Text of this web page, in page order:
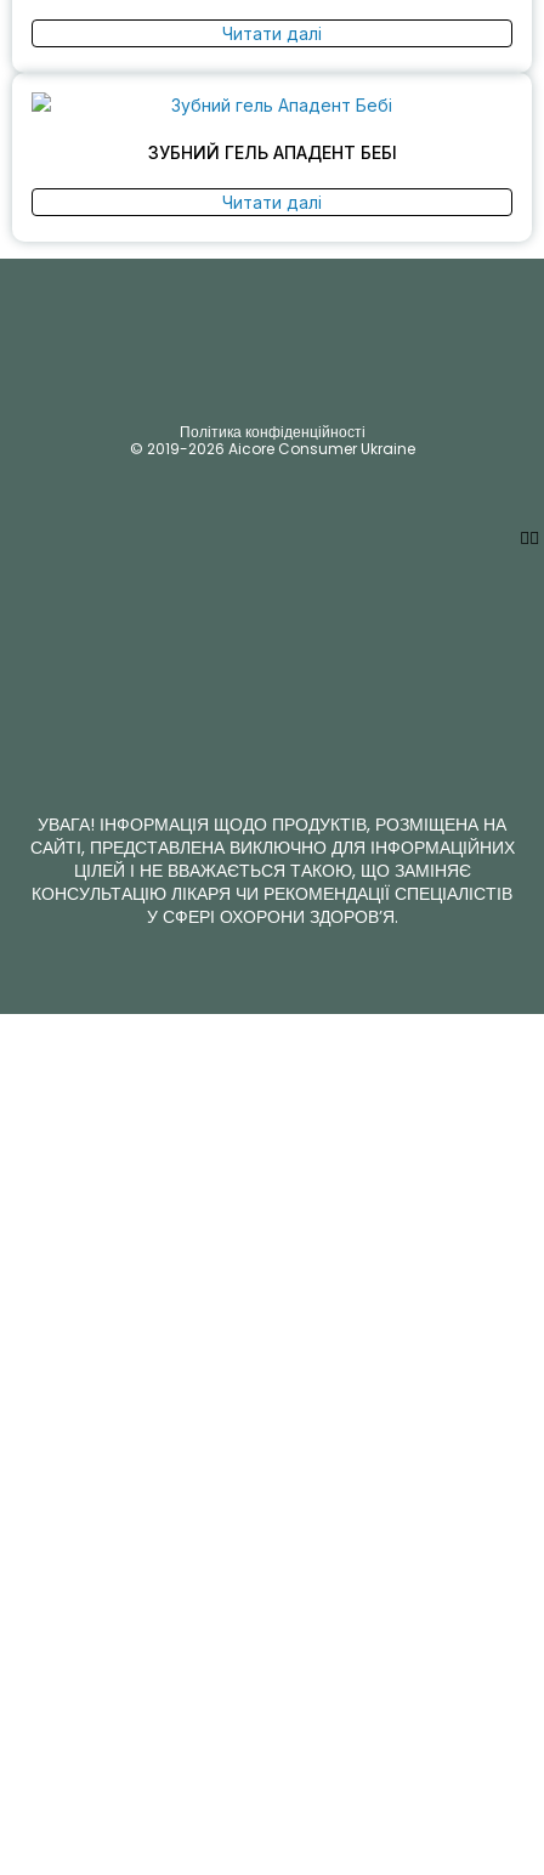
Читати далі
ЗУБНИЙ ГЕЛЬ АПАДЕНТ БЕБІ
Читати далі
Політика конфіденційності
© 2019-2026 Aicore Consumer Ukraine
УВАГА! ІНФОРМАЦІЯ ЩОДО ПРОДУКТІВ, РОЗМІЩЕНА НА
САЙТІ, ПРЕДСТАВЛЕНА ВИКЛЮЧНО ДЛЯ ІНФОРМАЦІЙНИХ
ЦІЛЕЙ І НЕ ВВАЖАЄТЬСЯ ТАКОЮ, ЩО ЗАМІНЯЄ
КОНСУЛЬТАЦІЮ ЛІКАРЯ ЧИ РЕКОМЕНДАЦІЇ СПЕЦІАЛІСТІВ
У СФЕРІ ОХОРОНИ ЗДОРОВ’Я.